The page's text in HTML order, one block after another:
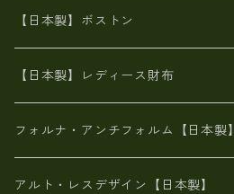
エナメル
がま口
リネン
メタリック
スエード
8号帆布
財布ポシェット
牛革
メタリック
オイルレザー
６号蝋引き帆布
豊岡製品
エナメルクロコ
豊岡
豊岡製
牛革
日本製
帆布
【日本製】ボストン
【日本製】レディース財布
二つ折り財布
がま口財布
長財布
フォルナ・アンチフォルム【日本製】
BAG
アルト・レスデザイン【日本製】